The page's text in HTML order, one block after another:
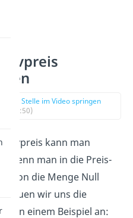
zur Stelle im Video springen
(00:50)
kann man
wenn man in die Preis-
die Menge Null
wir uns die
an einem Beispiel an: